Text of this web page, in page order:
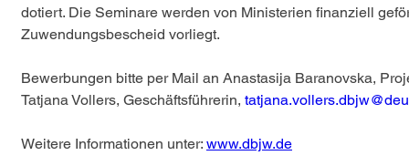
dotiert. Die Seminare werden von Ministerien finanziell
Zuwendungsbescheid vorliegt.
Bewerbungen bitte per Mail an Anastasija Baranovska,
Tatjana Vollers, Geschäftsführerin,
Weitere Informationen unter: www.dbjw.de